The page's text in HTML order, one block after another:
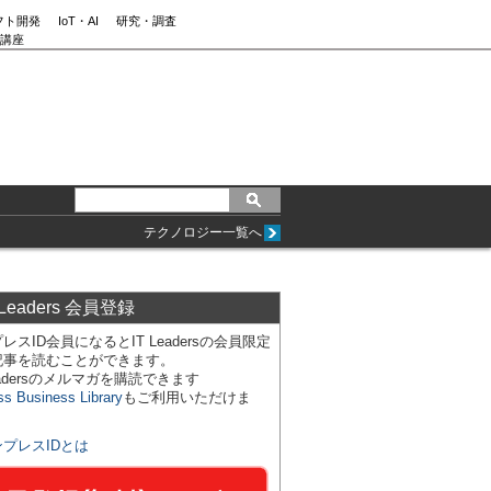
ト開発 IoT・AI
研究・調査
座
テクノロジー一覧へ
会員登録
スID会員になるとIT Leadersの会員限定
を読むことができます。
のメルマガを購読できます
Business Libraryもご利用いただけま
プレスIDとは